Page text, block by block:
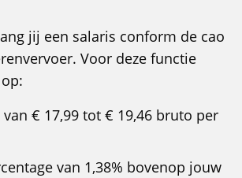
jij een salaris conform de cao
Voor deze functie
€ 17,99 tot € 19,46 bruto per
van 1,38% bovenop jouw